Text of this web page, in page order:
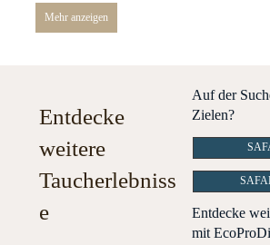
Mehr anzeigen
Entdecke
weitere
Taucherlebniss
e
Auf der
Zielen?
Entdecke
mit